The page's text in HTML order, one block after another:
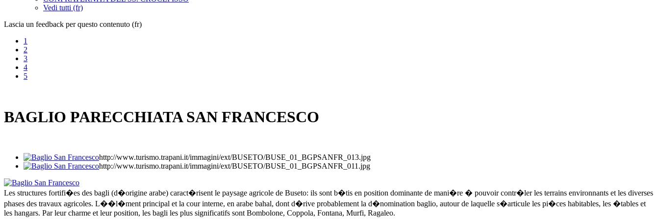
Vedi tutti (fr)
Lascia un feedback per questo contenuto (fr)
1
2
3
4
5
BAGLIO PARECCHIATA SAN FRANCESCO
http://www.turismo.trapani.it/immagini/ext/BUSETO/BUSE_01_BGPSANFR_013.jpg
http://www.turismo.trapani.it/immagini/ext/BUSETO/BUSE_01_BGPSANFR_011.jpg
Les structures fortifi�es des bagli (d�origine arabe) caract�risent le paysage agricole de Buseto: ils sont b�tis en position dominante de mani�re � pouvoir contr�ler les terrains environnants et les diverses
phases des travaux agricoles. L��l�ment principal et la cour interne, en arabe bahal, dont d�rive probablement la d�nomination baglio, autour de laquelle s�articule les pi�ces habitables, les �tables et
les hangars. Par leur charme et leur position, les bagli les plus significatifs sont Bombolone, Coppola, Fontana, Murfi, Ragaleo.